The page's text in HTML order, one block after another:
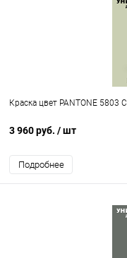
Краска цвет PANTONE 5803 C
3 960 руб. / шт
Подробнее